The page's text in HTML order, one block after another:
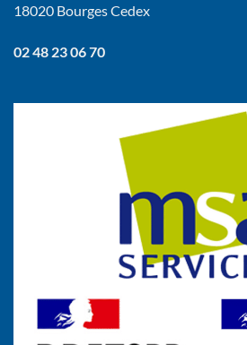
18020 Bourges Cedex
02 48 23 06 70